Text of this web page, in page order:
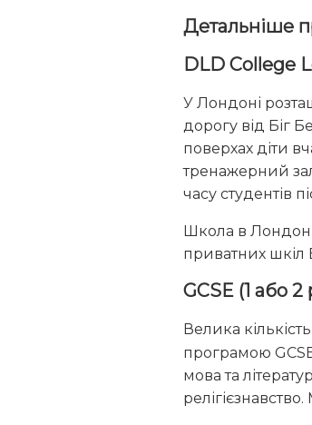
Детальніше
DLD College
У Лондоні
дорогу від Біг
поверхах діти
тренажерний
часу студентів
Школа в
приватних шкіл
GCSE (1 або 2
Велика
програмою
мова та